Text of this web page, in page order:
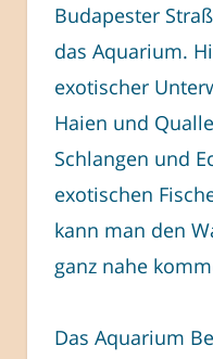
Budapester
das Aquarium.
exotischer
Haien und
Schlangen und
exotischen
kann man den
ganz nahe
Das Aquarium